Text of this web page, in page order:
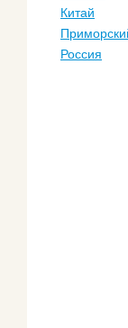
Китай
Россия